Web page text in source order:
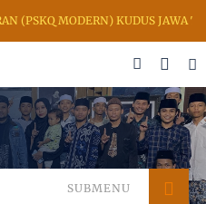
MODERN) KUDUS JAWA TENGAH
SUBMENU